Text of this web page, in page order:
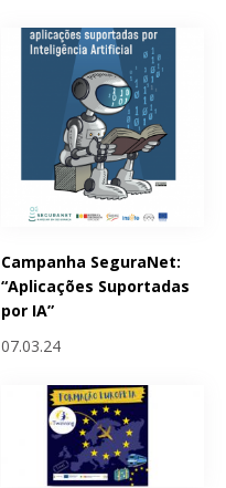
Campanha SeguraNet:
“Aplicações Suportadas
por IA”
07.03.24